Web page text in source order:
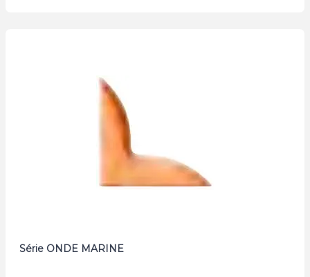
Série ONDE MARINE